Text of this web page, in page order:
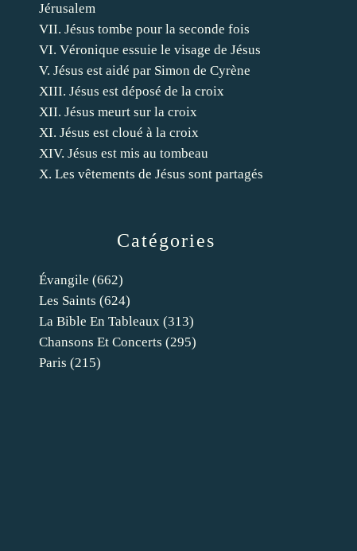
Catégories
Évangile (662)
Les Saints (624)
La Bible En Tableaux (313)
Chansons Et Concerts (295)
Paris (215)
Jérusalem
VII. Jésus tombe pour la seconde fois
VI. Véronique essuie le visage de Jésus
V. Jésus est aidé par Simon de Cyrène
XIII. Jésus est déposé de la croix
XII. Jésus meurt sur la croix
XI. Jésus est cloué à la croix
XIV. Jésus est mis au tombeau
X. Les vêtements de Jésus sont partagés